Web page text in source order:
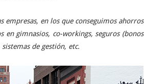
en los que conseguimos ahorros
en gimnasios, co-workings, seguros (bonos
de gestión, etc.